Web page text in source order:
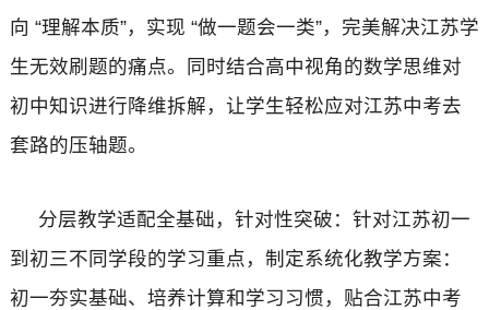
向 “理解本质”，实现 “做一题会一类”，完美解决江苏学
生无效刷题的痛点。同时结合高中视角的数学思维对
初中知识进行降维拆解，让学生轻松应对江苏中考去
套路的压轴题。
分层教学适配全基础，针对性突破：针对江苏初一
到初三不同学段的学习重点，制定系统化教学方案：
初一夯实基础、培养计算和学习习惯，贴合江苏中考